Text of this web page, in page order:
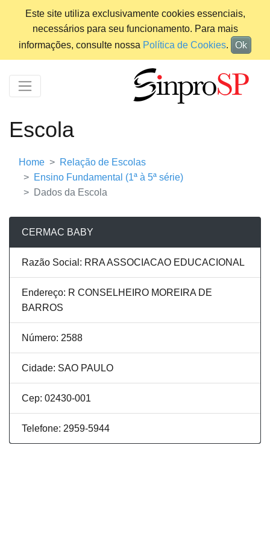
Este site utiliza exclusivamente cookies essenciais,
necessários para seu funcionamento. Para mais
informações, consulte nossa Política de Cookies. Ok
Escola
Home
Relação de Escolas
Ensino Fundamental (1ª à 5ª série)
Dados da Escola
CERMAC BABY
Razão Social: RRA ASSOCIACAO EDUCACIONAL
Endereço: R CONSELHEIRO MOREIRA DE
BARROS
Número: 2588
Cidade: SAO PAULO
Cep: 02430-001
Telefone: 2959-5944